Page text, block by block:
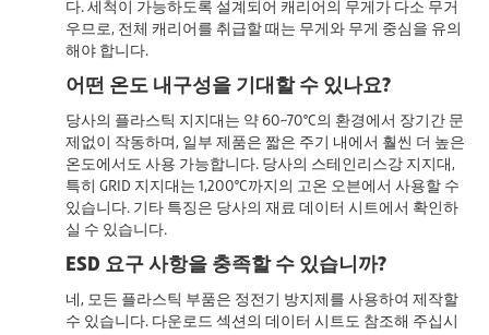
다. 세척이 가능하도록 설계되어 캐리어의 무게가 다소 무거
우므로, 전체 캐리어를 취급할 때는 무게와 무게 중심을 유의
해야 합니다.
어떤 온도 내구성을 기대할 수 있나요?
당사의 플라스틱 지지대는 약 60~70°C의 환경에서 장기간 문
제없이 작동하며, 일부 제품은 짧은 주기 내에서 훨씬 더 높은
온도에서도 사용 가능합니다. 당사의 스테인리스강 지지대,
특히 GRID 지지대는 1,200°C까지의 고온 오븐에서 사용할 수
있습니다. 기타 특징은 당사의 재료 데이터 시트에서 확인하
실 수 있습니다.
ESD 요구 사항을 충족할 수 있습니까?
네, 모든 플라스틱 부품은 정전기 방지제를 사용하여 제작할
수 있습니다. 다운로드 섹션의 데이터 시트도 참조해 주십시